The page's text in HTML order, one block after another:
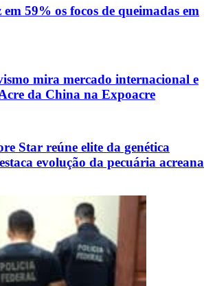
59% os focos de queimadas em
mira mercado internacional e
da China na Expoacre
Star reúne elite da genética
evolução da pecuária acreana